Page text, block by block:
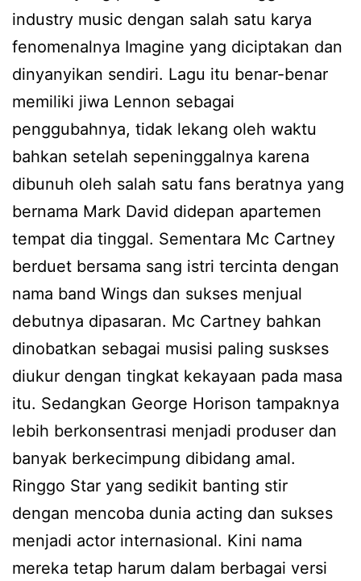
industry music dengan salah satu karya
fenomenalnya Imagine yang diciptakan dan
dinyanyikan sendiri. Lagu itu benar-benar
memiliki jiwa Lennon sebagai
penggubahnya, tidak lekang oleh waktu
bahkan setelah sepeninggalnya karena
dibunuh oleh salah satu fans beratnya yang
bernama Mark David didepan apartemen
tempat dia tinggal. Sementara Mc Cartney
berduet bersama sang istri tercinta dengan
nama band Wings dan sukses menjual
debutnya dipasaran. Mc Cartney bahkan
dinobatkan sebagai musisi paling suskses
diukur dengan tingkat kekayaan pada masa
itu. Sedangkan George Horison tampaknya
lebih berkonsentrasi menjadi produser dan
banyak berkecimpung dibidang amal.
Ringgo Star yang sedikit banting stir
dengan mencoba dunia acting dan sukses
menjadi actor internasional. Kini nama
mereka tetap harum dalam berbagai versi